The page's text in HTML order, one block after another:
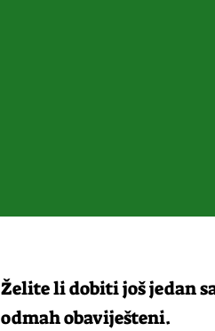
Želite li dobiti još jedan
odmah obaviješteni.